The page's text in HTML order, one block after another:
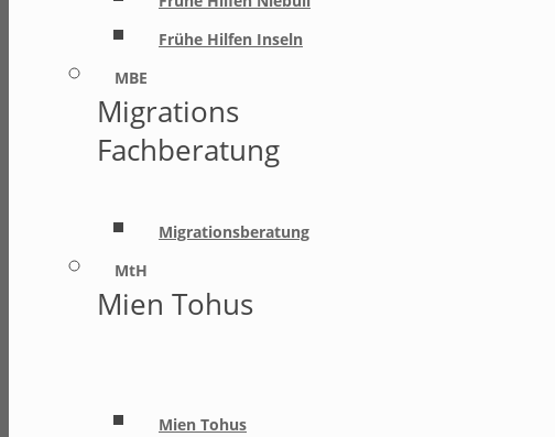
Frühe Hilfen Inseln
MBE
Migrations
Fachberatung
Migrationsberatung
MtH
Mien Tohus
Mien Tohus